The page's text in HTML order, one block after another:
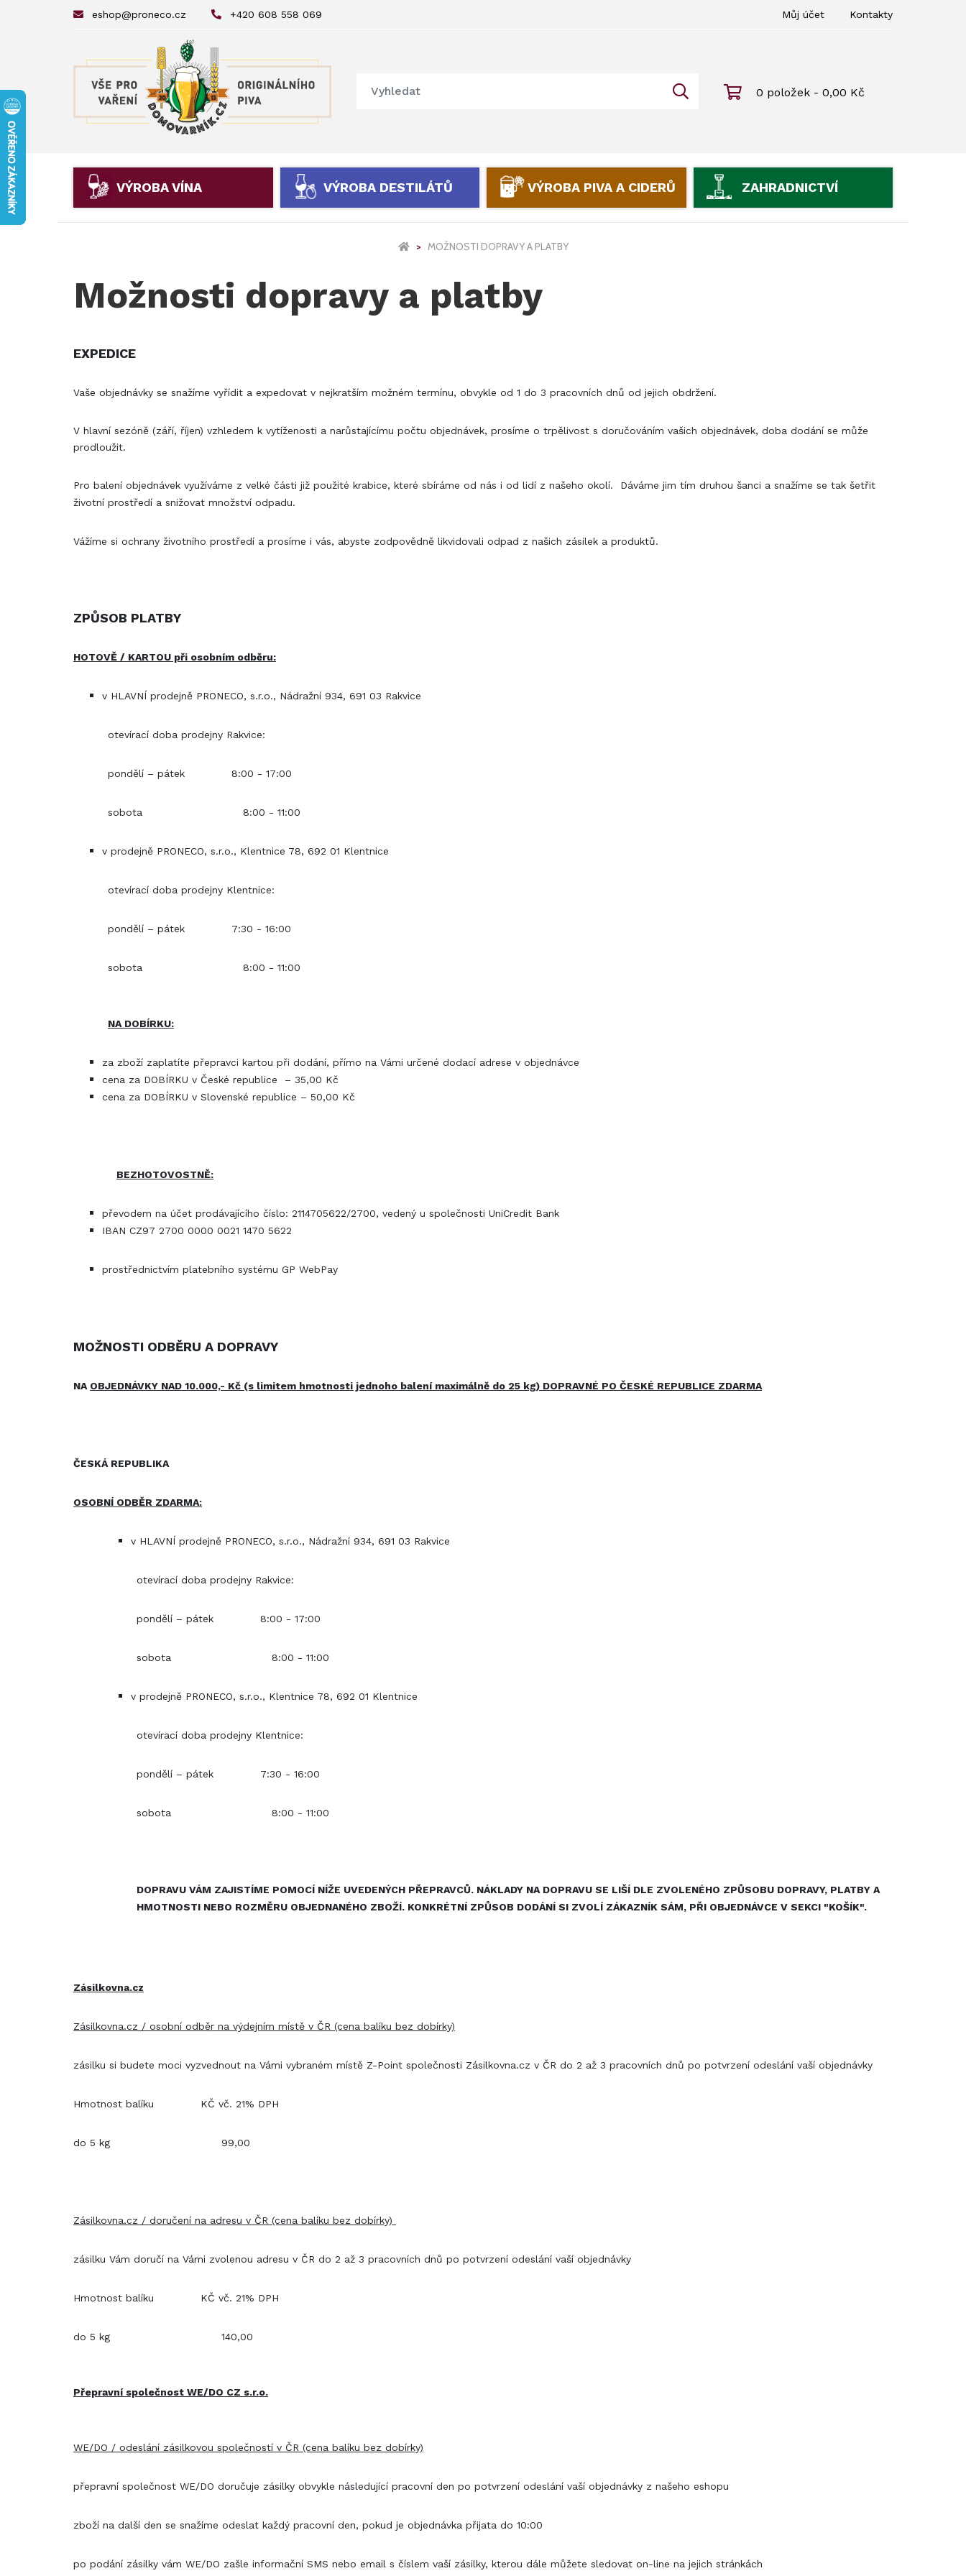
eshop@proneco.cz +420 608 558 069 Můj účet Kontakty
0 položek - 0,00 Kč
VÝROBA VÍNA VÝROBA DESTILÁTŮ VÝROBA PIVA A CIDERŮ ZAHRADNICTVÍ
MOŽNOSTI DOPRAVY A PLATBY
Možnosti dopravy a platby
EXPEDICE
Vaše objednávky se snažíme vyřídit a expedovat v nejkratším možném termínu, obvykle od 1 do 3 pracovních dnů od jejich obdržení.
V hlavní sezóně (září, říjen) vzhledem k vytíženosti a narůstajícímu počtu objednávek, prosíme o trpělivost s doručováním vašich objednávek, doba dodání se může
prodloužit.
Pro balení objednávek využíváme z velké části již použité krabice, které sbíráme od nás i od lidí z našeho okolí.
Dáváme jim tím druhou šanci a snažíme se tak šetřit
životní prostředí a snižovat množství odpadu.
Vážíme si ochrany životního prostředí a prosíme i vás, abyste zodpovědně likvidovali odpad z našich zásilek a produktů.
ZPŮSOB PLATBY
HOTOVĚ / KARTOU při osobním odběru:
v HLAVNÍ prodejně PRONECO, s.r.o., Nádražní 934, 691 03 Rakvice
otevírací doba prodejny Rakvice:
pondělí – pátek 8:00 - 17:00
sobota 8:00 - 11:00
v prodejně PRONECO, s.r.o., Klentnice 78, 692 01 Klentnice
otevírací doba prodejny Klentnice:
pondělí – pátek 7:30 - 16:00
sobota 8:00 - 11:00
NA DOBÍRKU:
za zboží zaplatíte přepravci kartou při dodání, přímo na Vámi určené dodací adrese v objednávce
cena za DOBÍRKU v České republice – 35,00 Kč
cena za DOBÍRKU v Slovenské republice – 50,00 Kč
BEZHOTOVOSTNĚ:
převodem na účet prodávajícího číslo: 2114705622/2700, vedený u společnosti UniCredit Bank
IBAN CZ97 2700 0000 0021 1470 5622
prostřednictvím platebního systému GP WebPay
MOŽNOSTI ODBĚRU A DOPRAVY
NA OBJEDNÁVKY NAD 10.000,- Kč (s limitem hmotnosti jednoho balení maximálně do 25 kg) DOPRAVNÉ PO ČESKÉ REPUBLICE ZDARMA
ČESKÁ REPUBLIKA
OSOBNÍ ODBĚR ZDARMA:
v HLAVNÍ prodejně PRONECO, s.r.o., Nádražní 934, 691 03 Rakvice
otevírací doba prodejny Rakvice:
pondělí – pátek 8:00 - 17:00
sobota 8:00 - 11:00
v prodejně PRONECO, s.r.o., Klentnice 78, 692 01 Klentnice
otevírací doba prodejny Klentnice:
pondělí – pátek 7:30 - 16:00
sobota 8:00 - 11:00
DOPRAVU VÁM ZAJISTÍME POMOCÍ NÍŽE UVEDENÝCH PŘEPRAVCŮ. NÁKLADY NA DOPRAVU SE LIŠÍ DLE ZVOLENÉHO ZPŮSOBU DOPRAVY, PLATBY A
HMOTNOSTI NEBO ROZMĚRU OBJEDNANÉHO ZBOŽÍ. KONKRÉTNÍ ZPŮSOB DODÁNÍ SI ZVOLÍ ZÁKAZNÍK SÁM, PŘI OBJEDNÁVCE V SEKCI "KOŠÍK".
Zásilkovna.cz
Zásilkovna.cz / osobní odběr na výdejním místě v ČR (cena balíku bez dobírky)
zásilku si budete moci vyzvednout na Vámi vybraném místě Z-Point společnosti Zásilkovna.cz v ČR do 2 až 3 pracovních dnů po potvrzení odeslání vaší objednávky
Hmotnost balíku KČ vč. 21% DPH
do 5 kg 99,00
Zásilkovna.cz / doručení na adresu v ČR (cena balíku bez dobírky)
zásilku Vám doručí na Vámi zvolenou adresu v ČR do 2 až 3 pracovních dnů po potvrzení odeslání vaší objednávky
Hmotnost balíku KČ vč. 21% DPH
do 5 kg 140,00
Přepravní společnost WE/DO CZ s.r.o.
WE/DO / odeslání zásilkovou společností v ČR (cena balíku bez dobírky)
přepravní společnost WE/DO doručuje zásilky obvykle následující pracovní den po potvrzení odeslání vaší objednávky z našeho eshopu
zboží na další den se snažíme odeslat každý pracovní den, pokud je objednávka přijata do 10:00
po podání zásilky vám WE/DO zašle informační SMS nebo email s číslem vaší zásilky, kterou dále můžete sledovat on-line na jejich stránkách